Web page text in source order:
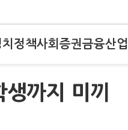
정책사회 증권금융산업
까지 미끼